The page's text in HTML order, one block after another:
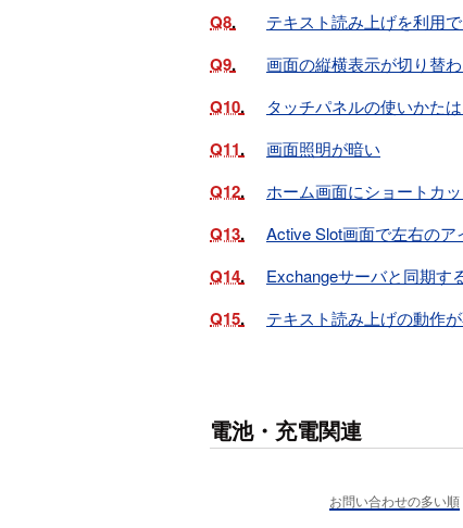
Q8 テキスト読み上げを利用
Q9 画面の縦横表示が切り替
Q10 タッチパネルの使いかたは
Q11 画面照明が暗い
Q12 ホーム画面にショートカ
Q13 Active Slot画面で左右の
Q14 Exchangeサーバと同期す
Q15 テキスト読み上げの動作
電池・充電関連
お問い合わせの多い順